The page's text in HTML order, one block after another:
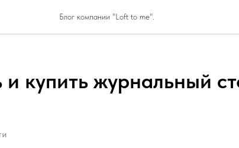
Блог компании "Loft to me".
купить журнальный